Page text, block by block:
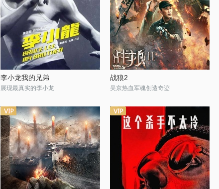
李小龙我的兄弟
展现最真实的李小龙
战狼2
吴京热血军魂创造奇迹